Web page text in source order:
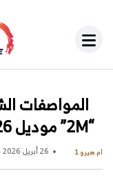
“2M” موديل 2026 الجديدة كليًا بالسعودية
ام هيرو 1 26 أبريل 2026 - 11 صباحًا